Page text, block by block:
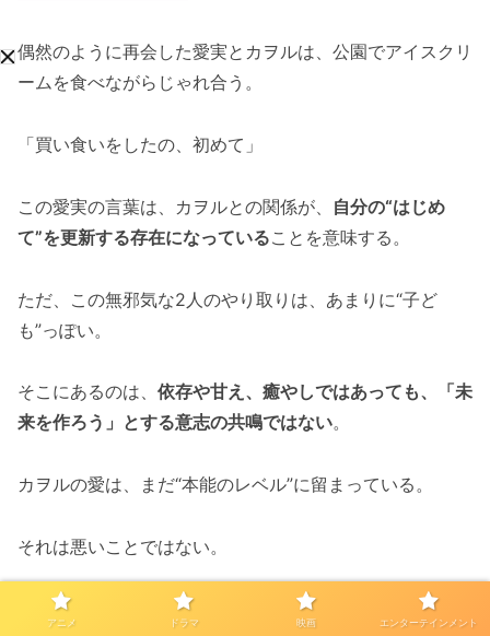
偶然のように再会した愛実とカヲルは、公園でアイスクリ
ームを食べながらじゃれ合う。
「買い食いをしたの、初めて」
この愛実の言葉は、カヲルとの関係が、 自分の“はじめ
て”を更新する存在になっていることを意味する。
ただ、この無邪気な2人のやり取りは、あまりに“子ど
も”っぽい。
そこにあるのは、 依存や甘え、癒やしではあっても、「未
来を作ろう」とする意志の共鳴ではない。
カヲルの愛は、まだ“本能のレベル”に留まっている。
それは悪いことではない。
でも、誰かの人生を引き受けるには、まだ足りない。
アニメ ドラマ 映画 エンターテインメント